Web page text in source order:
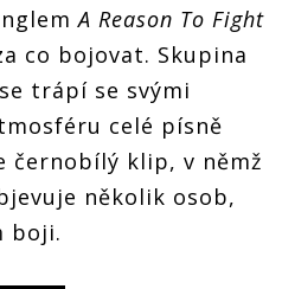
A Reason To Fight
co bojovat. Skupina
trápí se svými
celé písně
černobílý klip, v němž
několik osob,
boji.